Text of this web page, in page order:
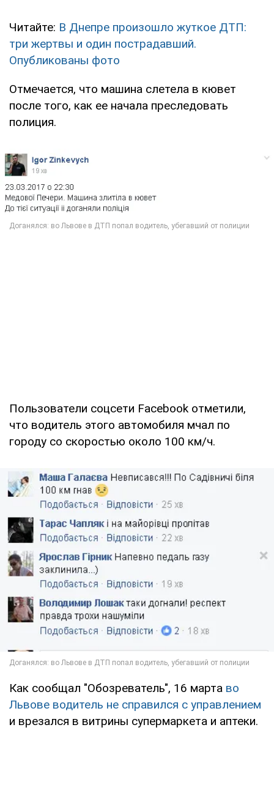
Читайте: В Днепре произошло жуткое ДТП:
три жертвы и один пострадавший.
Опубликованы фото
Отмечается, что машина слетела в кювет
после того, как ее начала преследовать
полиция.
Пользователи соцсети Facebook отметили,
что водитель этого автомобиля мчал по
городу со скоростью около 100 км/ч.
Как сообщал "Обозреватель", 16 марта во
Львове водитель не справился с управлением
и врезался в витрины супермаркета и аптеки.